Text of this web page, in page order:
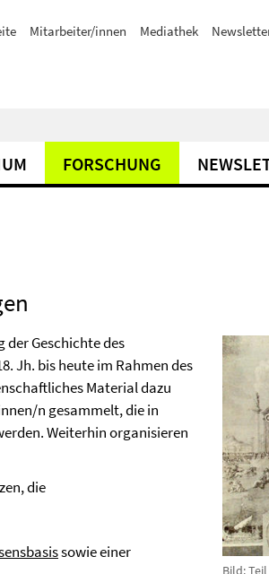
Mitarbeiter/innen Mediathek
FORSCHUNG
Bild:
der Geschichte des
Jh. bis heute im Rahmen des
Material dazu
n gesammelt, die in
Weiterhin organisieren
die
sowie einer